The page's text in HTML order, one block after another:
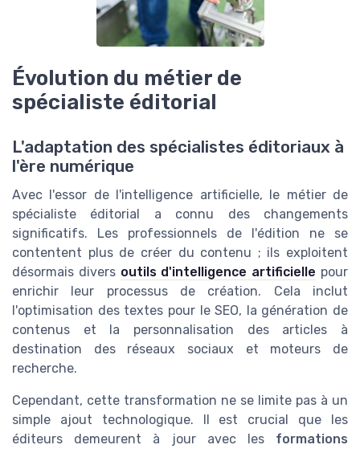
Évolution du métier de
spécialiste éditorial
L'adaptation des spécialistes éditoriaux à
l'ère numérique
Avec l'essor de l'intelligence artificielle, le métier de
spécialiste éditorial a connu des changements
significatifs. Les professionnels de l'édition ne se
contentent plus de créer du contenu ; ils exploitent
désormais divers outils d'intelligence artificielle pour
enrichir leur processus de création. Cela inclut
l'optimisation des textes pour le SEO, la génération de
contenus et la personnalisation des articles à
destination des réseaux sociaux et moteurs de
recherche.
Cependant, cette transformation ne se limite pas à un
simple ajout technologique. Il est crucial que les
éditeurs demeurent à jour avec les formations